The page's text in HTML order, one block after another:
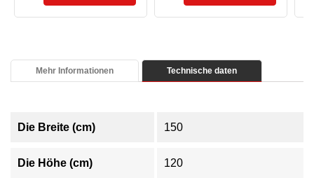
Mehr Informationen Technische daten
Die Breite (cm) 150
Die Höhe (cm) 120